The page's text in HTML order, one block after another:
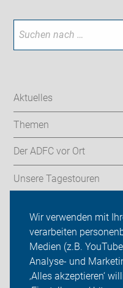
Wir verwenden mit
verarbeiten
Medien (z.B.
Analyse- und
‚Alles akzeptieren‘
Aktuelles
Themen
Der ADFC vor Ort
Unsere Tagestouren
ADFC Rotenburg
Sei dabei